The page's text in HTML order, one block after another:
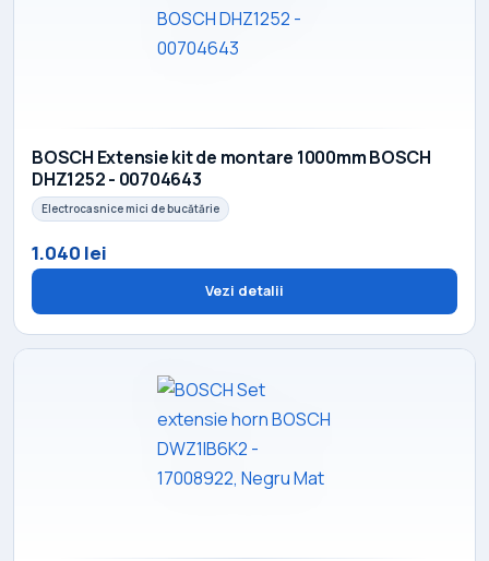
BOSCH Extensie kit de montare 1000mm BOSCH
DHZ1252 - 00704643
Electrocasnice mici de bucătărie
1.040 lei
Vezi detalii